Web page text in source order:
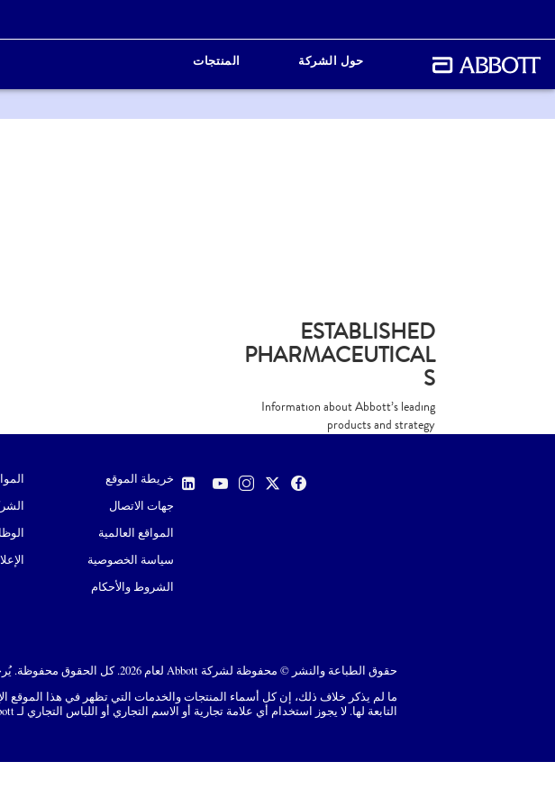
حول الشركة المنتجات
ESTABLISHED
PHARMACEUTICAL
S
Information about Abbott’s leading
products and strategy
خريطة الموقع
جهات الاتصال
المواقع العالمية
سياسة الخصوصية
الشروط والأحكام
حقوق الطباعة والنشر © محفوظة لشركة Abbott لعام 2026. كل الحقوق محفوظة. يُرجى قراءة الإشعار القانوني للحصول على مزيد من التفاصيل.
التابعة لها. لا يجوز استخدام أي علامة تجارية أو الاسم التجاري أو اللباس التجاري لـ Abbott في هذا الموقع من دون الحصول على إذن كتابي مسبق من Abbott، إلا لتحديد منتج أو خدمات الشركة.